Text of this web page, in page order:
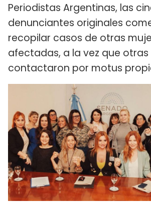
Periodistas Argentinas, las
denunciantes originales
recopilar casos de otras
afectadas, a la vez que otras
contactaron por motus